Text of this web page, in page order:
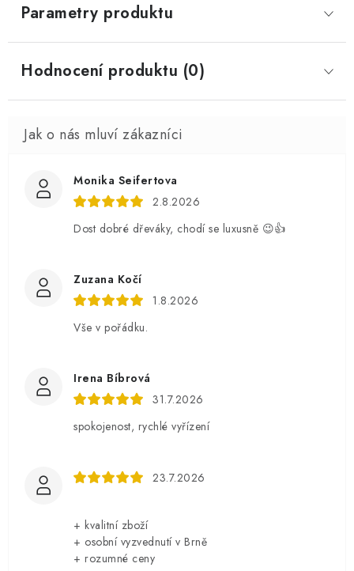
Parametry produktu
Hodnocení produktu (0)
Monika Seifertova
2.8.2026
Dost dobré dřeváky, chodí se luxusně 😉👍
Zuzana Kočí
1.8.2026
Vše v pořádku.
Irena Bíbrová
31.7.2026
spokojenost, rychlé vyřízení
23.7.2026
+ kvalitní zboží
+ osobní vyzvednutí v Brně
+ rozumné ceny